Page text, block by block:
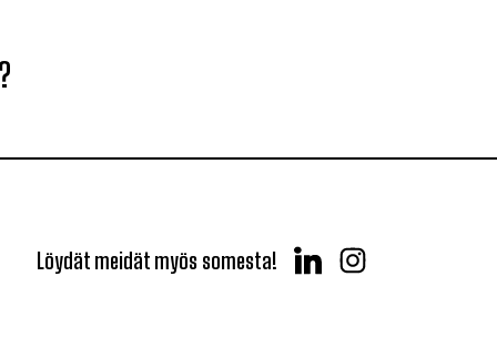
Löydät meidät myös somesta!